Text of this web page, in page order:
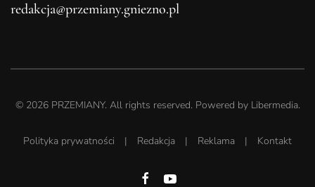
redakcja@przemiany.gniezno.pl
© 2026PRZEMIANY. All rights reserved. Powered by Libermedia.
Polityka prywatności | Redakcja | Reklama | Kontakt